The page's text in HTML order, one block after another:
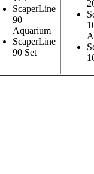
ScaperLine
90
Aquarium
ScaperLine
90 Set